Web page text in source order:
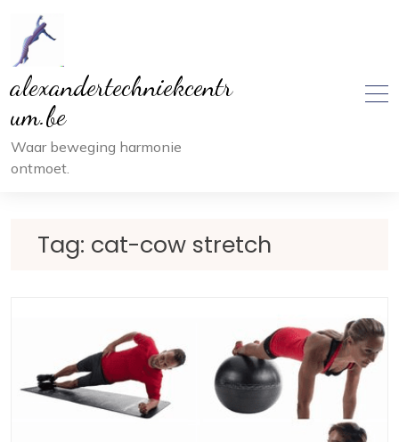
inhoud
alexandertechniekcentr
um.be
Waar beweging harmonie
ontmoet.
Tag: cat-cow stretch